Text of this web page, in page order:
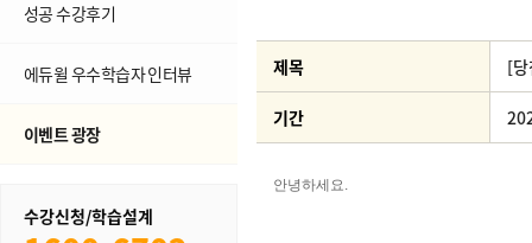
성공 수강후기
에듀윌 우수학습자 인터뷰
이벤트 광장
수강신청/학습설계
제목 [
기간